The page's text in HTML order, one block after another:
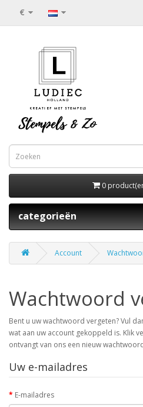
€
0
categorieën
Account
Wachtwoord
Bent u uw wachtwoord vergeten? Vul
wat aan uw account gekoppeld is. Klik
ontvangt van ons een nieuw
Uw e-mailadres
E-mailadres